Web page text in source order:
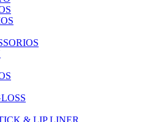
& LIP LINER